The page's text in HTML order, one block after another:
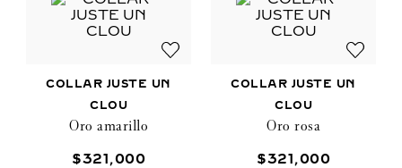
COLLAR JUSTE UN
CLOU
Oro amarillo
$321 ,000
COLLAR JUSTE UN
CLOU
Oro rosa
$321 ,000